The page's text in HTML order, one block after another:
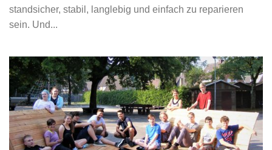
standsicher, stabil, langlebig und einfach zu reparieren
sein. Und...